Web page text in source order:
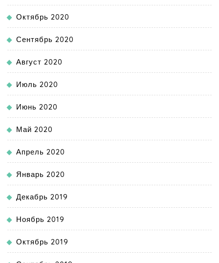
Октябрь 2020
Сентябрь 2020
Август 2020
Июль 2020
Июнь 2020
Май 2020
Апрель 2020
Январь 2020
Декабрь 2019
Ноябрь 2019
Октябрь 2019